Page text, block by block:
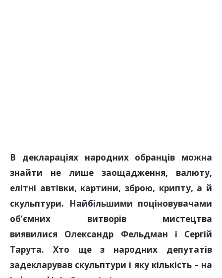
В деклараціях народних обранців можна
знайти не лише заощадження, валюту,
елітні автівки, картини, зброю, крипту, а й
скульптури. Найбільшими поціновувачами
об’ємних витворів мистецтва
виявилися Олександр Фельдман і Сергій
Тарута. Хто ще з народних депутатів
задекларував скульптури і яку кількість – на